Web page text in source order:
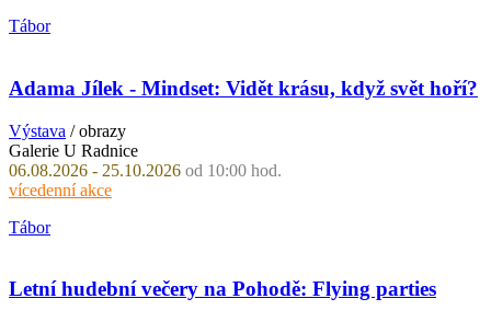
Tábor
Adama Jílek - Mindset: Vidět krásu, když svět hoří?
Výstava / obrazy
Galerie U Radnice
06.08.2026 - 25.10.2026 od 10:00 hod.
vícedenní akce
Tábor
Letní hudební večery na Pohodě: Flying parties